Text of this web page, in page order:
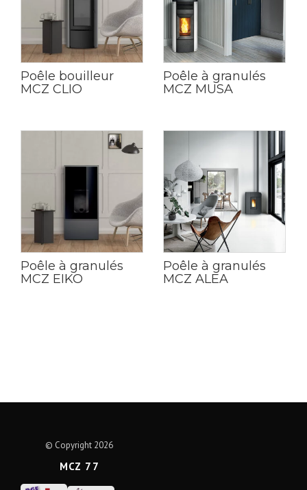
Poêle bouilleur
MCZ CLIO
Poêle à granulés
MCZ MUSA
Poêle à granulés
MCZ EIKO
Poêle à granulés
MCZ ALEA
© Copyright 2026
MCZ 77